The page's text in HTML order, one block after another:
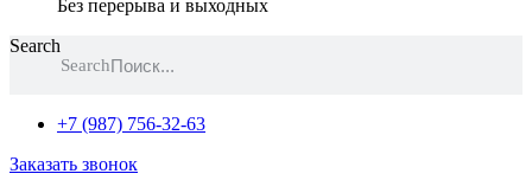
Без перерыва и выходных
Search
Search
+7 (987) 756-32-63
Заказать звонок